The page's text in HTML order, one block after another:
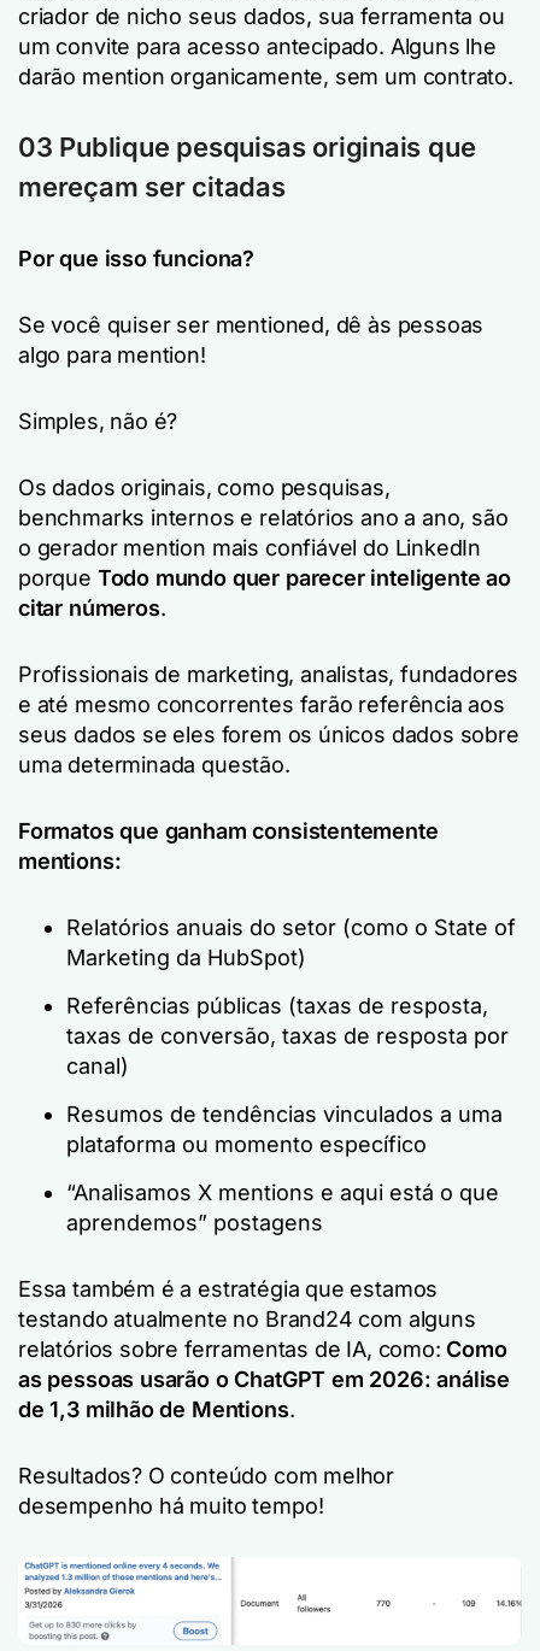
criador de nicho seus dados, sua ferramenta ou
um convite para acesso antecipado. Alguns lhe
darão mention organicamente, sem um contrato.
03 Publique pesquisas originais que
mereçam ser citadas
Por que isso funciona?
Se você quiser ser mentioned, dê às pessoas
algo para mention!
Simples, não é?
Os dados originais, como pesquisas,
benchmarks internos e relatórios ano a ano, são
o gerador mention mais confiável do LinkedIn
porque Todo mundo quer parecer inteligente ao
citar números.
Profissionais de marketing, analistas, fundadores
e até mesmo concorrentes farão referência aos
seus dados se eles forem os únicos dados sobre
uma determinada questão.
Formatos que ganham consistentemente
mentions:
Relatórios anuais do setor (como o State of
Marketing da HubSpot)
Referências públicas (taxas de resposta,
taxas de conversão, taxas de resposta por
canal)
Resumos de tendências vinculados a uma
plataforma ou momento específico
“Analisamos X mentions e aqui está o que
aprendemos” postagens
Essa também é a estratégia que estamos
testando atualmente no Brand24 com alguns
relatórios sobre ferramentas de IA, como: Como
as pessoas usarão o ChatGPT em 2026: análise
de 1,3 milhão de Mentions.
Resultados? O conteúdo com melhor
desempenho há muito tempo!